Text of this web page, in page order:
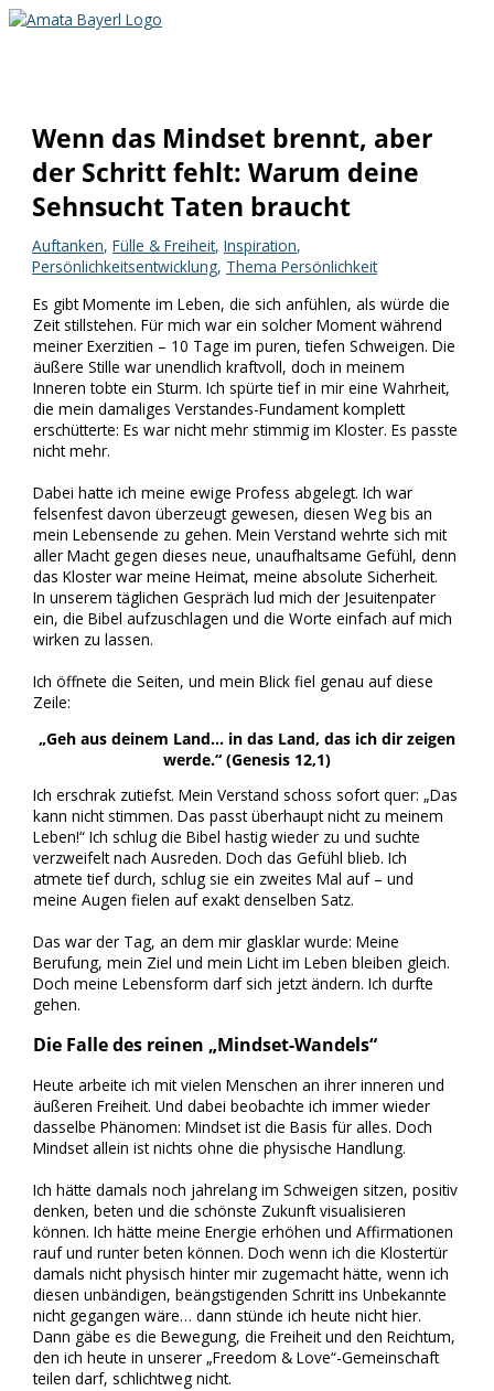
Zum
Wenn das Mindset brennt, aber
der Schritt fehlt: Warum deine
Sehnsucht Taten braucht
Auftanken,Fülle & Freiheit,Inspiration,
Persönlichkeitsentwicklung, Thema Persönlichkeit
Es gibt Momente im Leben, die sich anfühlen, als würde die
Zeit stillstehen. Für mich war ein solcher Moment während
meiner Exerzitien – 10 Tage im puren, tiefen Schweigen. Die
äußere Stille war unendlich kraftvoll, doch in meinem
Inneren tobte ein Sturm. Ich spürte tief in mir eine Wahrheit,
die mein damaliges Verstandes-Fundament komplett
erschütterte: Es war nicht mehr stimmig im Kloster. Es passte
nicht mehr.
Dabei hatte ich meine ewige Profess abgelegt. Ich war
felsenfest davon überzeugt gewesen, diesen Weg bis an
mein Lebensende zu gehen. Mein Verstand wehrte sich mit
aller Macht gegen dieses neue, unaufhaltsame Gefühl, denn
das Kloster war meine Heimat, meine absolute Sicherheit.
In unserem täglichen Gespräch lud mich der Jesuitenpater
ein, die Bibel aufzuschlagen und die Worte einfach auf mich
wirken zu lassen.
Ich öffnete die Seiten, und mein Blick fiel genau auf diese
Zeile:
„Geh aus deinem Land… in das Land, das ich dir zeigen
werde.“ (Genesis 12,1)
Ich erschrak zutiefst. Mein Verstand schoss sofort quer: „Das
kann nicht stimmen. Das passt überhaupt nicht zu meinem
Leben!“ Ich schlug die Bibel hastig wieder zu und suchte
verzweifelt nach Ausreden. Doch das Gefühl blieb. Ich
atmete tief durch, schlug sie ein zweites Mal auf – und
meine Augen fielen auf exakt denselben Satz.
Das war der Tag, an dem mir glasklar wurde: Meine
Berufung, mein Ziel und mein Licht im Leben bleiben gleich.
Doch meine Lebensform darf sich jetzt ändern. Ich durfte
gehen.
Die Falle des reinen „Mindset-Wandels“
Heute arbeite ich mit vielen Menschen an ihrer inneren und
äußeren Freiheit. Und dabei beobachte ich immer wieder
dasselbe Phänomen: Mindset ist die Basis für alles. Doch
Mindset allein ist nichts ohne die physische Handlung.
Ich hätte damals noch jahrelang im Schweigen sitzen, positiv
denken, beten und die schönste Zukunft visualisieren
können. Ich hätte meine Energie erhöhen und Affirmationen
rauf und runter beten können. Doch wenn ich die Klostertür
damals nicht physisch hinter mir zugemacht hätte, wenn ich
diesen unbändigen, beängstigenden Schritt ins Unbekannte
nicht gegangen wäre… dann stünde ich heute nicht hier.
Dann gäbe es die Bewegung, die Freiheit und den Reichtum,
den ich heute in unserer „Freedom & Love“-Gemeinschaft
teilen darf, schlichtweg nicht.